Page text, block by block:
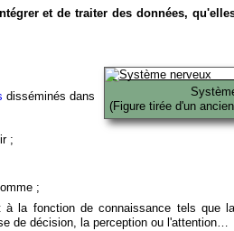
et de traiter des données,
(Figure tirée d'un
disséminés dans
;
;
la fonction de connaissance tels que
de décision, la perception ou l'attention…